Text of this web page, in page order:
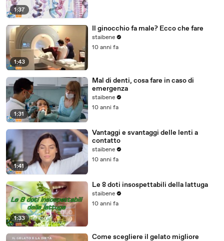
1:37
1:43
Il ginocchio fa male? Ecco che fare
staibene
10 anni fa
1:31
Mal di denti, cosa fare in caso di
emergenza
staibene
10 anni fa
1:41
Vantaggi e svantaggi delle lenti a
contatto
staibene
10 anni fa
1:33
Le 8 doti insospettabili della lattuga
staibene
10 anni fa
Come scegliere il gelato migliore